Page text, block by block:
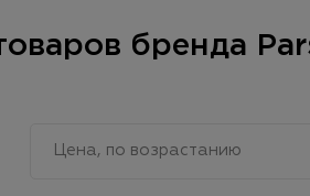
бренда
Цена, по возрастанию